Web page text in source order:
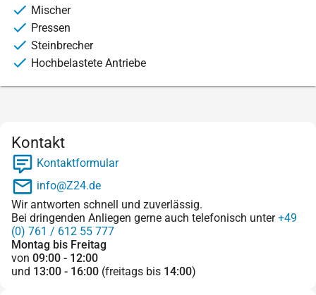
Mischer
Pressen
Steinbrecher
Hochbelastete Antriebe
Kontakt
Kontaktformular
info@Z24.de
Wir antworten schnell und zuverlässig.
Bei dringenden Anliegen gerne auch telefonisch unter+49
(0) 761 / 612 55 777
Montag bis Freitag
von 09:00 - 12:00
und 13:00 - 16:00 (freitags bis 14:00)